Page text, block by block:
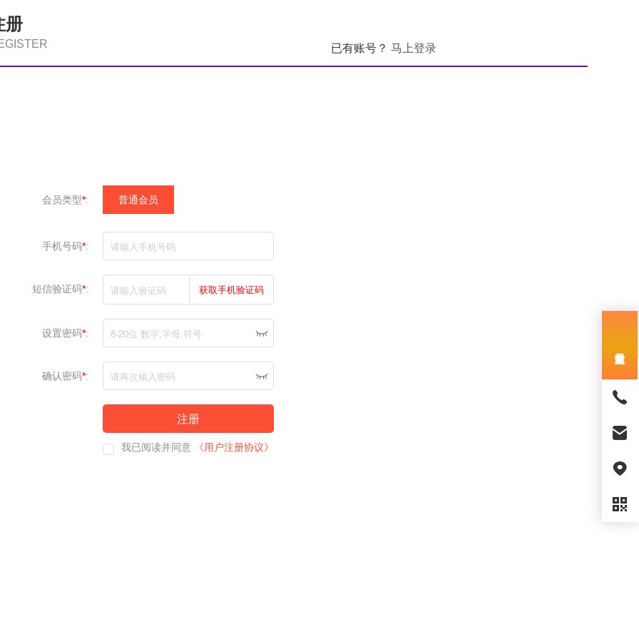
册
已有账号？ 马上登录
会员类型*: 普通会员
手机号码*:
短信验证码*:
设置密码*:
确认密码*:
我已阅读并同意 《用户注册协议》